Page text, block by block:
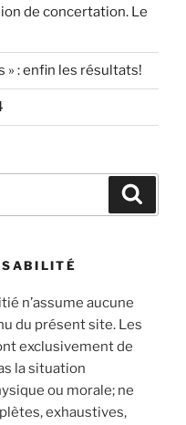
de concertation. Le
» : enfin les résultats!
n’assume aucune
du présent site. Les
exclusivement de
la situation
ou morale; ne
exhaustives,